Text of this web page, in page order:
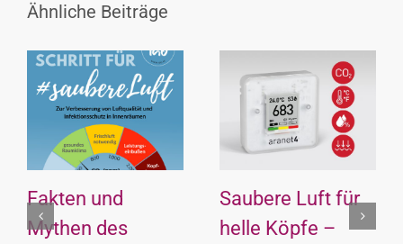
Ähnliche Beiträge
Fakten und
Mythen des
Saubere Luft für
helle Köpfe –